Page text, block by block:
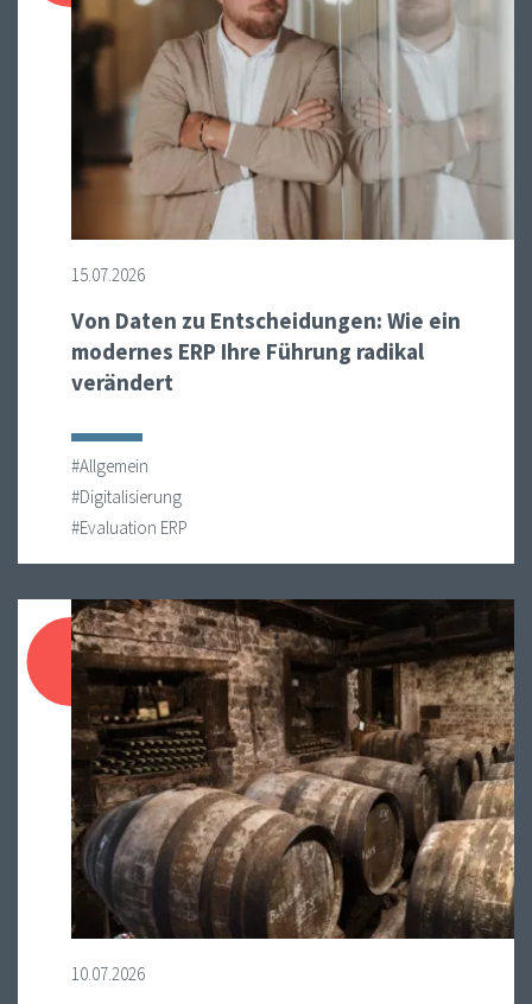
15.07.2026
Von Daten zu Entscheidungen: Wie ein
modernes ERP Ihre Führung radikal
verändert
#Allgemein
#Digitalisierung
#Evaluation ERP
10.07.2026